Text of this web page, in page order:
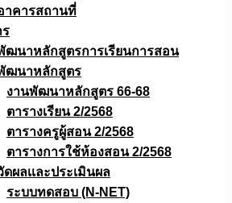
าคารสถานที่
ร
ฒนาหลักสูตรการเรียนการสอน
ฒนาหลักสูตร
งานพัฒนาหลักสูตร 66-68
ตารางเรียน 2/2568
ตารางครูผู้สอน 2/2568
ตารางการใช้ห้องสอน 2/2568
ดผลเเละประเมินผล
ระบบทดสอบ (N-NET)